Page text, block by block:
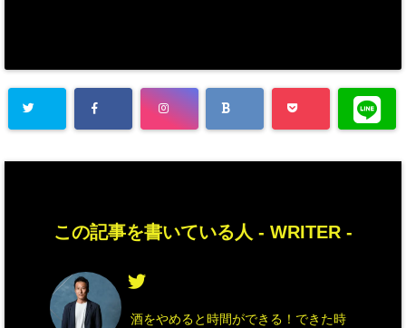
この記事を書いている人 - WRITER -
酒をやめると時間ができる！できた時